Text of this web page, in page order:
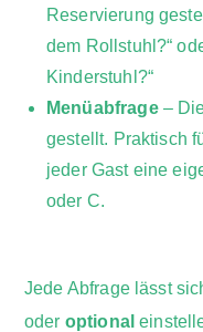
Reservierung
dem Rollstuhl?“
Kinderstuhl?“
Menüabfrage–
gestellt. Praktisch
jeder Gast eine
oder C.
Jede Abfrage lässt
oder optional